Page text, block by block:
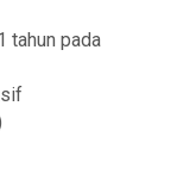
tahun pada